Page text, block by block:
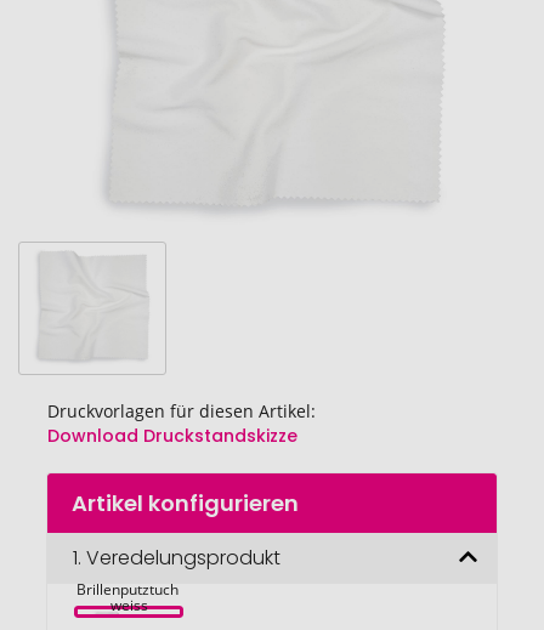
Druckvorlagen für diesen Artikel:
Download Druckstandskizze
Zum
Anfang
Bildgalerie
springen
Artikel konfigurieren
1. Veredelungsprodukt
Brillenputztuch
weiss